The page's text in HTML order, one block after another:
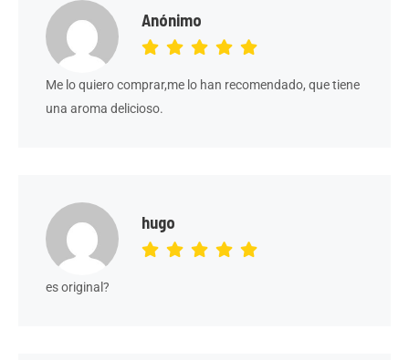
Anónimo
Me lo quiero comprar,me lo han recomendado, que tiene
una aroma delicioso.
hugo
es original?